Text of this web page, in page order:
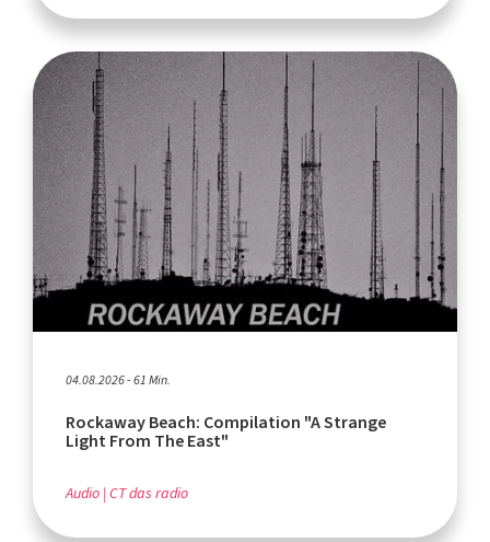
04.08.2026 - 61 Min.
Rockaway Beach: Compilation "A Strange
Light From The East"
Audio CT das radio